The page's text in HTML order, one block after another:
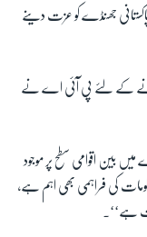
جھنڈے کو عزت دینے
بنانے کے لئے پی آئی اے نے
بین اقوامی سطح پر موجود
کی فراہمی بھی اہم ہے،
ہے‘‘۔